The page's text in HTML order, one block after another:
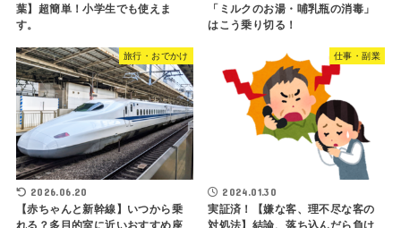
葉】超簡単！小学生でも使えま
す。
「ミルクのお湯・哺乳瓶の消毒」
はこう乗り切る！
旅行・おでかけ
2026.06.20
【赤ちゃんと新幹線】いつから乗
仕事・副業
2024.01.30
実証済！【嫌な客、理不尽な客の